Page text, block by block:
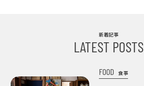
新着記事
LATEST POSTS
FOOD 食事